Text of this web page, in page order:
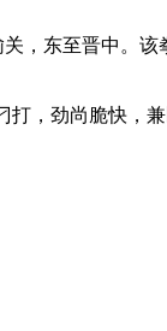
，东至晋中。该
打，劲尚脆快，